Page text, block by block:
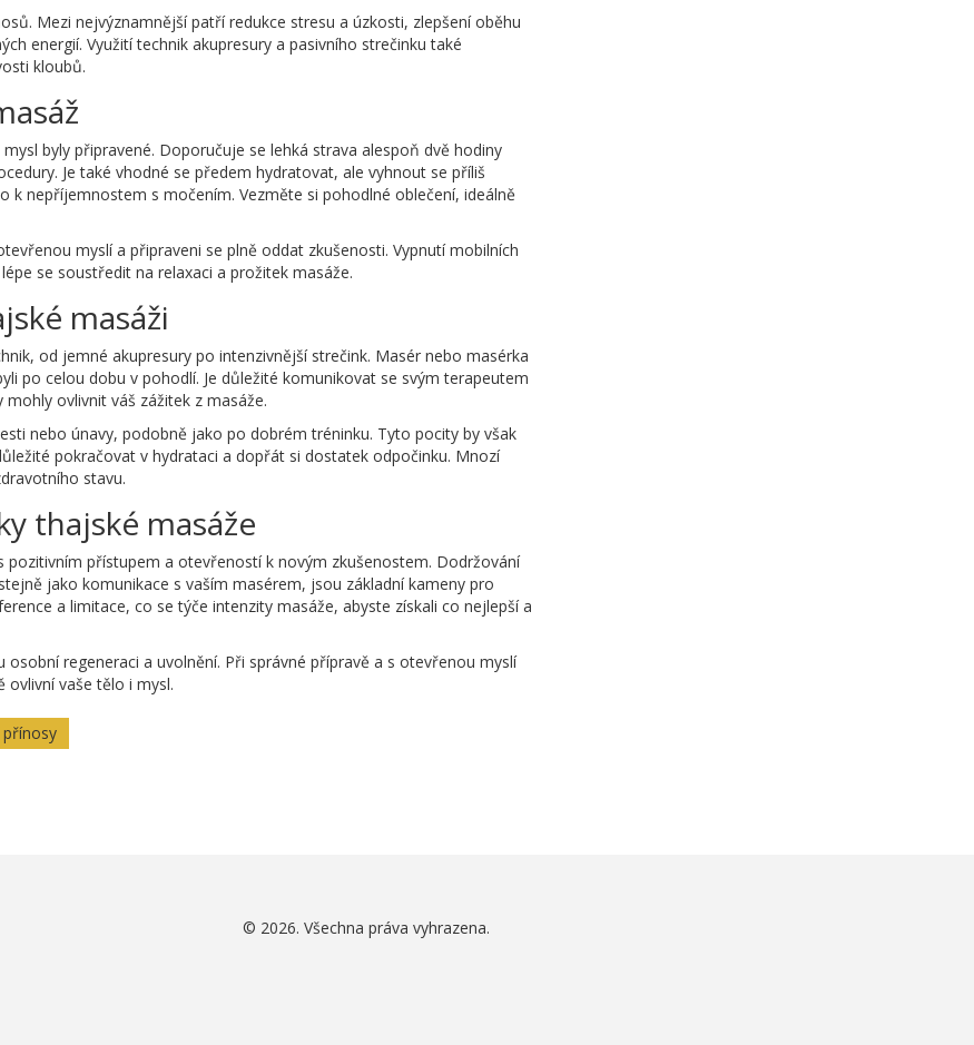
Mezi nejvýznamnější patří redukce stresu a úzkosti, zlepšení oběhu
energií. Využití technik akupresury a pasivního strečinku také
kloubů.
byly připravené. Doporučuje se lehká strava alespoň dvě hodiny
Je také vhodné se předem hydratovat, ale vyhnout se příliš
nepříjemnostem s močením. Vezměte si pohodlné oblečení, ideálně
myslí a připraveni se plně oddat zkušenosti. Vypnutí mobilních
se soustředit na relaxaci a prožitek masáže.
masáži
od jemné akupresury po intenzivnější strečink. Masér nebo masérka
po celou dobu v pohodlí. Je důležité komunikovat se svým terapeutem
ovlivnit váš zážitek z masáže.
nebo únavy, podobně jako po dobrém tréninku. Tyto pocity by však
pokračovat v hydrataci a dopřát si dostatek odpočinku. Mnozí
stavu.
thajské masáže
pozitivním přístupem a otevřeností k novým zkušenostem. Dodržování
jako komunikace s vaším masérem, jsou základní kameny pro
a limitace, co se týče intenzity masáže, abyste získali co nejlepší a
regeneraci a uvolnění. Při správné přípravě a s otevřenou myslí
vaše tělo i mysl.
© 2026. Všechna práva vyhrazena.